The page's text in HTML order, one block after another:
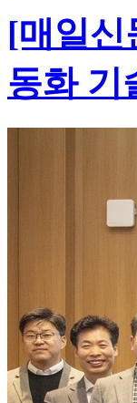
[매일신
동화 기